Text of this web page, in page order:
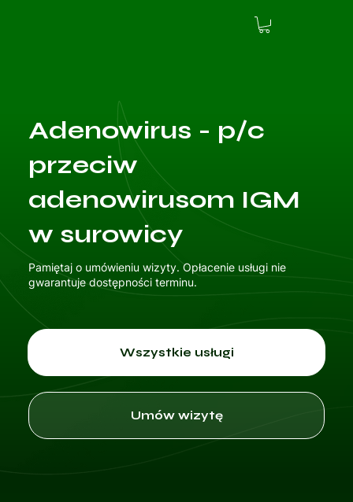
Adenowirus - p/c
przeciw
adenowirusom IGM
w surowicy
Pamiętaj o umówieniu wizyty. Opłacenie usługi nie
gwarantuje dostępności terminu.
Wszystkie usługi
Umów wizytę